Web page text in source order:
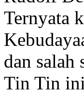
Ternyata
dan salah
Tin Tin